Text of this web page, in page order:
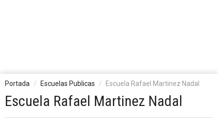
Portada Escuelas Publicas Escuela Rafael Martinez Nadal
Escuela Rafael Martinez Nadal